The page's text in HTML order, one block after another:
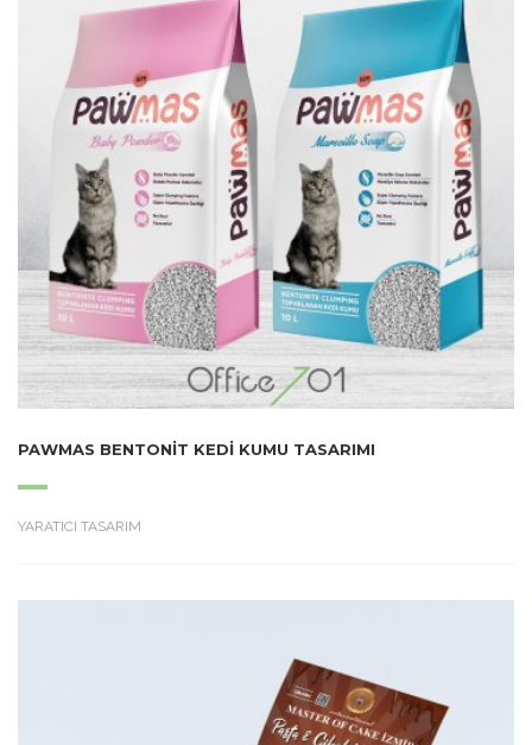
PAWMAS BENTONIT KEDI KUMU TASARIMI
YARATICI TASARIM